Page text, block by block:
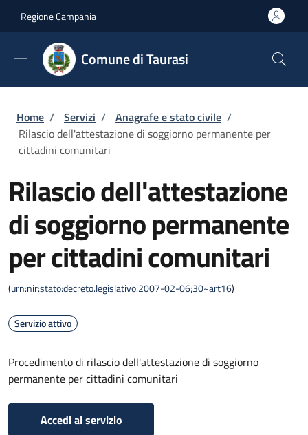
Regione Campania
Comune di Taurasi
Briciole di pane
Home / Servizi / Anagrafe e stato civile /
Rilascio dell'attestazione di soggiorno permanente per
cittadini comunitari
Rilascio dell'attestazione
di soggiorno permanente
per cittadini comunitari
(urn:nir:stato:decreto.legislativo:2007-02-06;30~art16)
Servizio attivo
Procedimento di rilascio dell'attestazione di soggiorno
permanente per cittadini comunitari
Accedi al servizio